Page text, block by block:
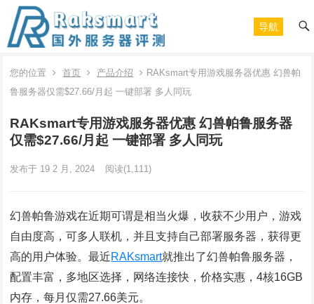
导航
您的位置 首页 产品介绍
RAKsmart专用游戏服务器优惠 幻兽帕
鲁服务器仅需$27.66/月起 一键部署 多人同玩
RAKsmart专用游戏服务器优惠 幻兽帕鲁服务器
仅需$27.66/月起 一键部署 多人同玩
发布于 19 2 月, 2024 阅读(1,111)
幻兽帕鲁游戏在近期可谓是相当火爆，收获不少用户，游戏
自由度高，可多人联机，并且支持自己部署服务器，获得更
高的用户体验。最近RAKsmart就推出了幻兽帕鲁服务器，
配置丰富，多地区选择，网络连接快，价格实惠，4核16GB
内存，每月仅需27.66美元。